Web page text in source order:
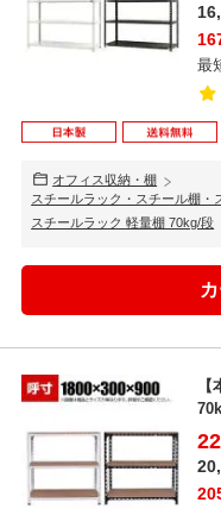
最
オフィス収納・棚
スチールラック・スチール棚・
スチールラック 軽量棚 70kg/段